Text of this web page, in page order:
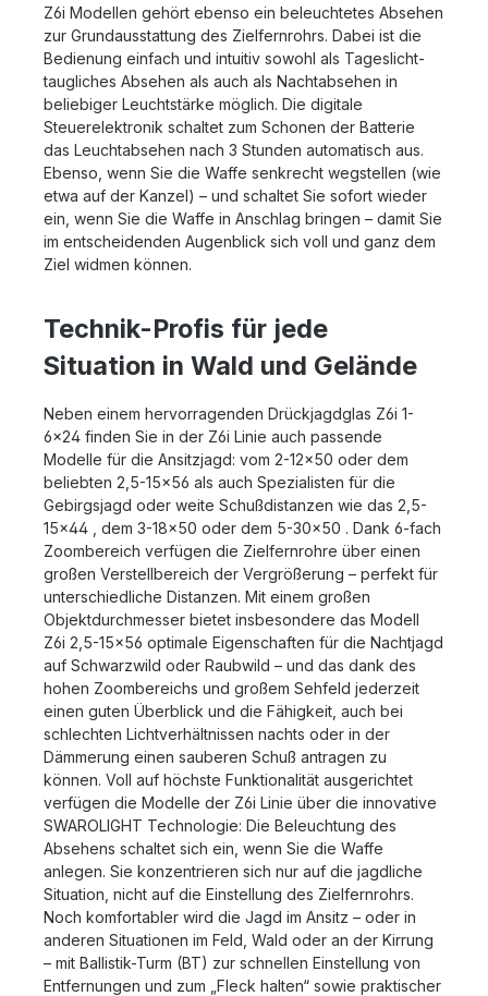
Z6i Modellen gehört ebenso ein beleuchtetes Absehen
zur Grundausstattung des Zielfernrohrs. Dabei ist die
Bedienung einfach und intuitiv sowohl als Tageslicht-
taugliches Absehen als auch als Nachtabsehen in
beliebiger Leuchtstärke möglich. Die digitale
Steuerelektronik schaltet zum Schonen der Batterie
das Leuchtabsehen nach 3 Stunden automatisch aus.
Ebenso, wenn Sie die Waffe senkrecht wegstellen (wie
etwa auf der Kanzel) – und schaltet Sie sofort wieder
ein, wenn Sie die Waffe in Anschlag bringen – damit Sie
im entscheidenden Augenblick sich voll und ganz dem
Ziel widmen können.
Technik-Profis für jede
Situation in Wald und Gelände
Neben einem hervorragenden Drückjagdglas Z6i 1-
6x24 finden Sie in der Z6i Linie auch passende
Modelle für die Ansitzjagd: vom 2-12x50 oder dem
beliebten 2,5-15x56 als auch Spezialisten für die
Gebirgsjagd oder weite Schußdistanzen wie das 2,5-
15x44 , dem 3-18x50 oder dem 5-30x50 . Dank 6-fach
Zoombereich verfügen die Zielfernrohre über einen
großen Verstellbereich der Vergrößerung – perfekt für
unterschiedliche Distanzen. Mit einem großen
Objektdurchmesser bietet insbesondere das Modell
Z6i 2,5-15x56 optimale Eigenschaften für die Nachtjagd
auf Schwarzwild oder Raubwild – und das dank des
hohen Zoombereichs und großem Sehfeld jederzeit
einen guten Überblick und die Fähigkeit, auch bei
schlechten Lichtverhältnissen nachts oder in der
Dämmerung einen sauberen Schuß antragen zu
können. Voll auf höchste Funktionalität ausgerichtet
verfügen die Modelle der Z6i Linie über die innovative
SWAROLIGHT Technologie: Die Beleuchtung des
Absehens schaltet sich ein, wenn Sie die Waffe
anlegen. Sie konzentrieren sich nur auf die jagdliche
Situation, nicht auf die Einstellung des Zielfernrohrs.
Noch komfortabler wird die Jagd im Ansitz – oder in
anderen Situationen im Feld, Wald oder an der Kirrung
– mit Ballistik-Turm (BT) zur schnellen Einstellung von
Entfernungen und zum „Fleck halten“ sowie praktischer